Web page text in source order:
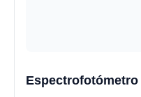
Espectrofotómetro